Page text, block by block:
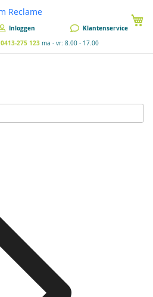
Inloggen Klantenservice
0413-275 123ma - vr: 8.00 - 17.00